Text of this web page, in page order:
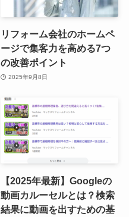
リフォーム会社のホームペ
ージで集客力を高める7つ
の改善ポイント
2025年9月8日
【2025年最新】Googleの
動画カルーセルとは？検索
結果に動画を出すための基